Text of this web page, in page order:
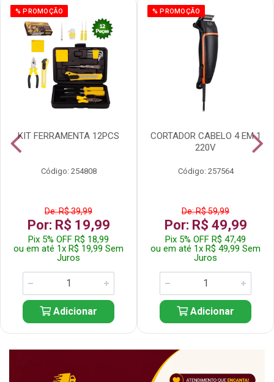
% PROMOÇÃO
KIT FERRAMENTA 12PCS
Código: 254808
De: R$ 39,99
Por: R$ 19,99
Pix 5% OFF R$ 18,99
ou em até 1x R$ 19,99 Sem
Juros
Adicionar
% PROMOÇÃO
CORTADOR CABELO 4 EM 1
220V
Código: 257564
De: R$ 59,99
Por: R$ 49,99
Pix 5% OFF R$ 47,49
ou em até 1x R$ 49,99 Sem
Juros
Adicionar